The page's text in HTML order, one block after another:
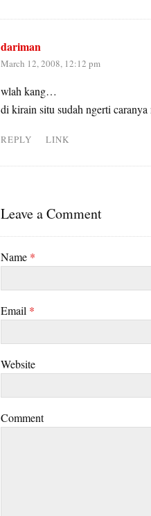
dariman
March 12, 2008, 12:12 pm
wlah kang…
di kirain situ sudah ngerti
REPLY LINK
Leave a Comment
Name *
Email *
Website
Comment